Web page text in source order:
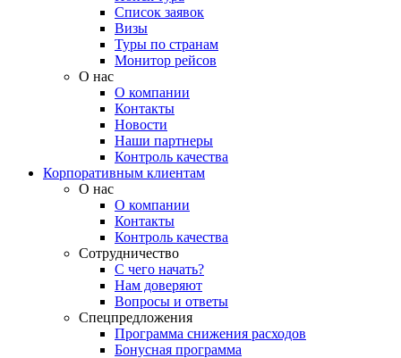
Список заявок
Визы
Туры по странам
Монитор рейсов
О нас
О компании
Контакты
Новости
Наши партнеры
Контроль качества
Корпоративным клиентам
О нас
О компании
Контакты
Контроль качества
Сотрудничество
С чего начать?
Нам доверяют
Вопросы и ответы
Спецпредложения
Программа снижения расходов
Бонусная программа